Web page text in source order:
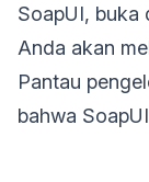
SoapUI, buka
Anda akan
Pantau
bahwa